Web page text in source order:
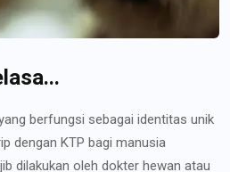
berfungsi sebagai identitas unik
dengan KTP bagi manusia
dilakukan oleh dokter hewan atau